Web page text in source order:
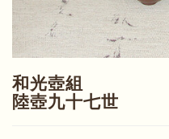
和光壺組
陸壺九十七世